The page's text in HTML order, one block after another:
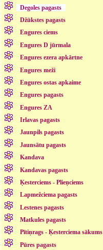
Degoles pagasts
Džūkstes pagasts
Engures ciems
Engures D jūrmala
Engures ezera apkārtne
Engures meži
Engures ostas apkaime
Engures pagasts
Engures ZA
Irlavas pagasts
Jaunpils pagasts
Jaunsātu pagasts
Kandava
Kandavas pagasts
Ķesterciems - Plieņciems
Lapmežciema pagasts
Lestenes pagasts
Matkules pagasts
Pītiņrags - Ķesterciema sākums
Pūres pagasts